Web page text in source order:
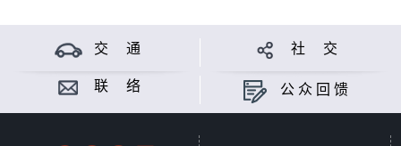
交 通 社 交
联 络 公众回馈